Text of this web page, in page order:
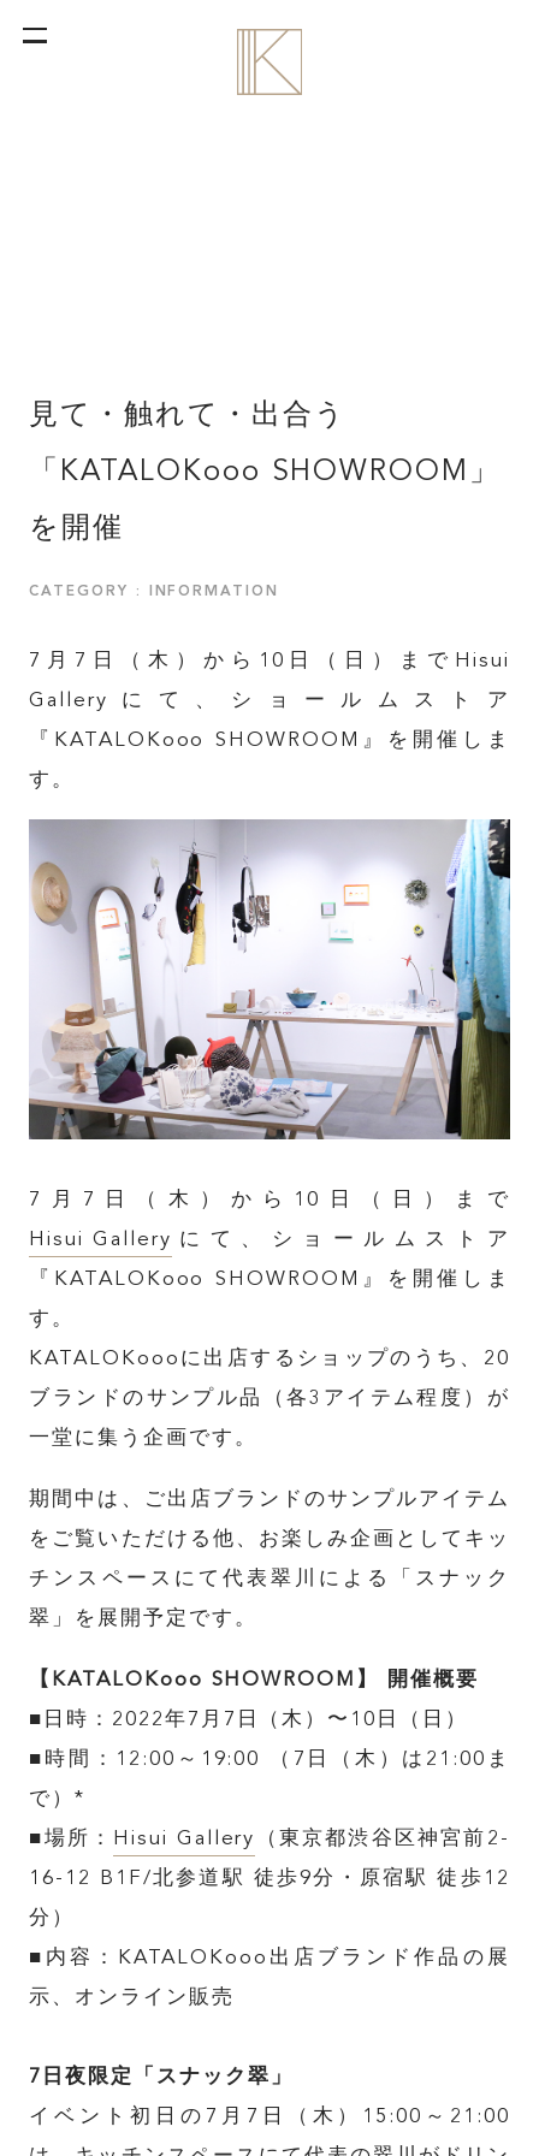
見て・触れて・出合う
「KATALOKooo SHOWROOM」
を開催
CATEGORY : INFORMATION
7月7日（木）から10日（日）までHisui
Galleryにて、ショールムストア
『KATALOKooo SHOWROOM』を開催しま
す。
7月7日（木）から10日（日）まで
Hisui Gallery にて、ショールムストア
『KATALOKooo SHOWROOM』を開催しま
す。
KATALOKoooに出店するショップのうち、20
ブランドのサンプル品（各3アイテム程度）が
一堂に集う企画です。
期間中は、ご出店ブランドのサンプルアイテム
をご覧いただける他、お楽しみ企画としてキッ
チンスペースにて代表翠川による「スナック
翠」を展開予定です。
【KATALOKooo SHOWROOM】 開催概要
■日時：2022年7月7日（木）〜10日（日）
■時間：12:00～19:00 （7日（木）は21:00ま
で）*
■場所： Hisui Gallery
（東京都渋谷区神宮前2-
16-12 B1F/北参道駅 徒歩9分・原宿駅 徒歩12
分）
■内容：KATALOKooo出店ブランド作品の展
示、オンライン販売
7日夜限定「スナック翠」
イベント初日の7月7日（木）15:00～21:00